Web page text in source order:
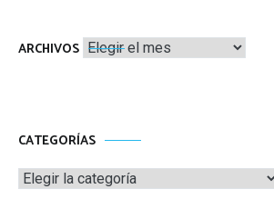
ARCHIVOS Archivos
CATEGORÍAS
Categorías